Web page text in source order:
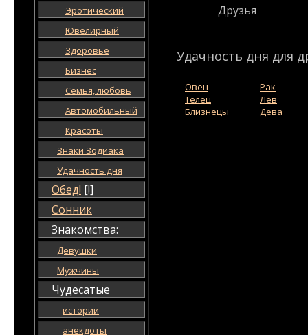
Эротический
Ювелирный
Здоровье
Бизнес
Семья, любовь
Автомобильный
Красоты
Знаки Зодиака
Удачность дня
Обед! [!]
Сонник
Знакомства:
Девушки
Мужчины
Чудесатые
истории
анекдоты
Друзья
Удачность дня для
Овен
Телец
Близнецы
Рак
Лев
Дева